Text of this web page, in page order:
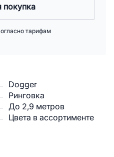
Dogger
Ринговка
До 2,9 метров
Цвета в ассортименте
покупка
тарифам